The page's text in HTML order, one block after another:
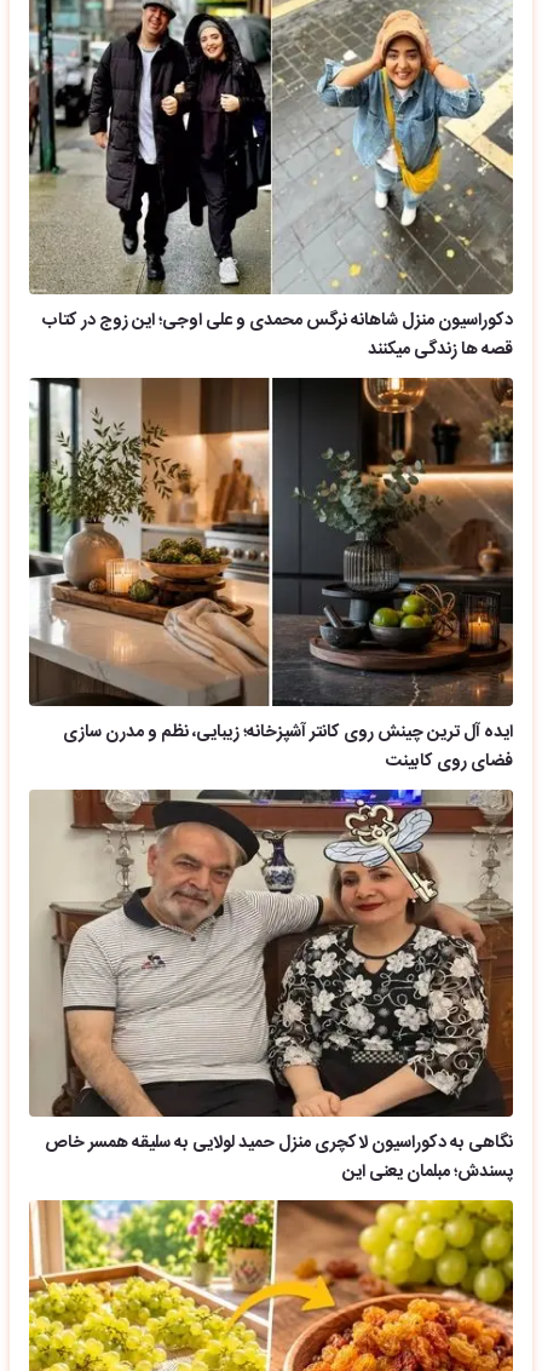
دکوراسیون منزل شاهانه نرگس محمدی و علی اوجی؛ این زوج در کتاب
قصه ها زندگی میکنند
ایده آل ترین چینش روی کانتر آشپزخانه؛ زیبایی، نظم و مدرن سازی
فضای روی کابینت
نگاهی به دکوراسیون لاکچری منزل حمید لولایی به سلیقه همسر خاص
پسندش؛ مبلمان یعنی این